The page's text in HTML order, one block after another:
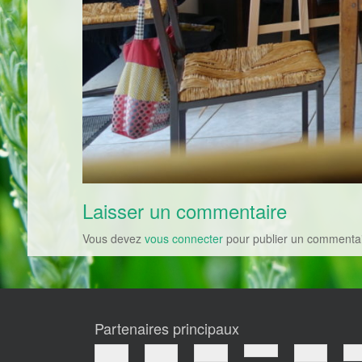
Laisser un commentaire
Vous devez vous connecterpour publier un
Partenaires principaux